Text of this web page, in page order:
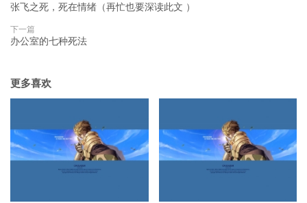
张飞之死，死在情绪（再忙也要深读此文 ）
下一篇
办公室的七种死法
更多喜欢